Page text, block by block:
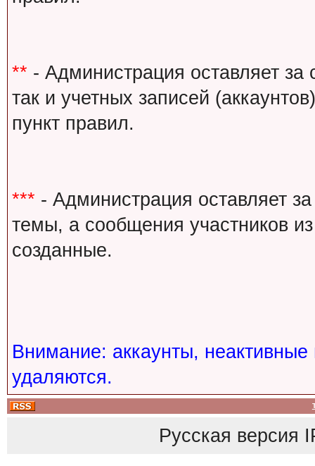
** - Администрация оставляет
так и учетных записей
пункт правил.
*** - Администрация оставляет
темы, а сообщения участников
созданные.
Внимание: аккаунты,
удаляются.
Русская версия